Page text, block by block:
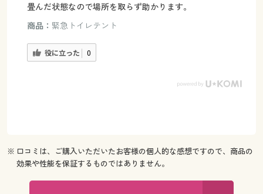
畳んだ状態なので場所を取らず助かります。
商品： 緊急トイレテント
役に立った 0
※ 口コミは、ご購入いただいたお客様の個人的な感想ですので、商品の
効果や性能を保証するものではありません。